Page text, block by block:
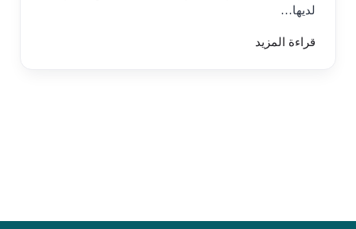
لديها…
قراءة المزيد